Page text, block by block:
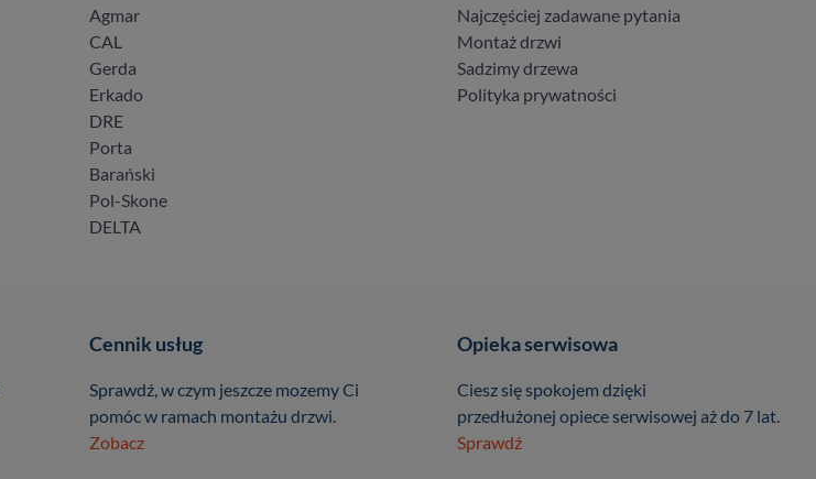
Agmar
CAL
Gerda
Erkado
DRE
Porta
Barański
Pol-Skone
DELTA
Najczęściej zadawane pytania
Montaż drzwi
Sadzimy drzewa
Polityka prywatności
Cennik usług
Sprawdź, w czym jeszcze mozemy Ci
pomóc w ramach montażu drzwi.
Zobacz
Opieka serwisowa
Ciesz się spokojem dzięki
przedłużonej opiece serwisowej aż do 7 lat.
Sprawdź